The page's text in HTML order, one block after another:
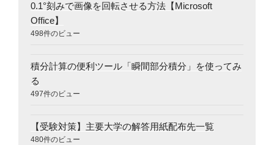
0.1°刻みで画像を回転させる方法【Microsoft
Office】
498件のビュー
積分計算の便利ツール「瞬間部分積分」を使ってみ
る
497件のビュー
【受験対策】主要大学の解答用紙配布先一覧
480件のビュー